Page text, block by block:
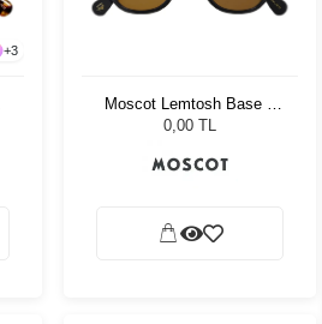
+3
Moscot Lemtosh Base 2
Sun 49 Black Amber
0,00 TL